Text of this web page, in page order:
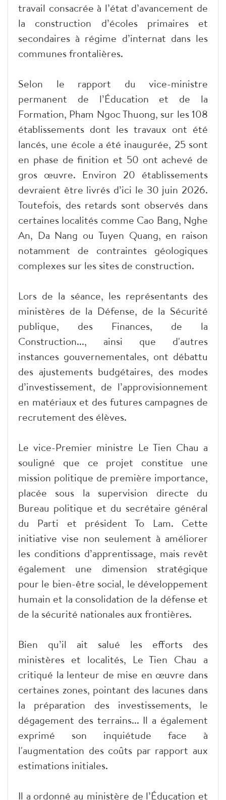
travail consacrée à l’état d’avancement de
la construction d’écoles primaires et
secondaires à régime d’internat dans les
communes frontalières.
Selon le rapport du vice-ministre
permanent de l’Éducation et de la
Formation, Pham Ngoc Thuong, sur les 108
établissements dont les travaux ont été
lancés, une école a été inaugurée, 25 sont
en phase de finition et 50 ont achevé de
gros œuvre. Environ 20 établissements
devraient être livrés d’ici le 30 juin 2026.
Toutefois, des retards sont observés dans
certaines localités comme Cao Bang, Nghe
An, Da Nang ou Tuyen Quang, en raison
notamment de contraintes géologiques
complexes sur les sites de construction.
Lors de la séance, les représentants des
ministères de la Défense, de la Sécurité
publique, des Finances, de la
Construction..., ainsi que d'autres
instances gouvernementales, ont débattu
des ajustements budgétaires, des modes
d’investissement, de l’approvisionnement
en matériaux et des futures campagnes de
recrutement des élèves.
Le vice-Premier ministre Le Tien Chau a
souligné que ce projet constitue une
mission politique de première importance,
placée sous la supervision directe du
Bureau politique et du secrétaire général
du Parti et président To Lam. Cette
initiative vise non seulement à améliorer
les conditions d’apprentissage, mais revêt
également une dimension stratégique
pour le bien-être social, le développement
humain et la consolidation de la défense et
de la sécurité nationales aux frontières.
Bien qu’il ait salué les efforts des
ministères et localités, Le Tien Chau a
critiqué la lenteur de mise en œuvre dans
certaines zones, pointant des lacunes dans
la préparation des investissements, le
dégagement des terrains... Il a également
exprimé son inquiétude face à
l'augmentation des coûts par rapport aux
estimations initiales.
Il a ordonné au ministère de l’Éducation et